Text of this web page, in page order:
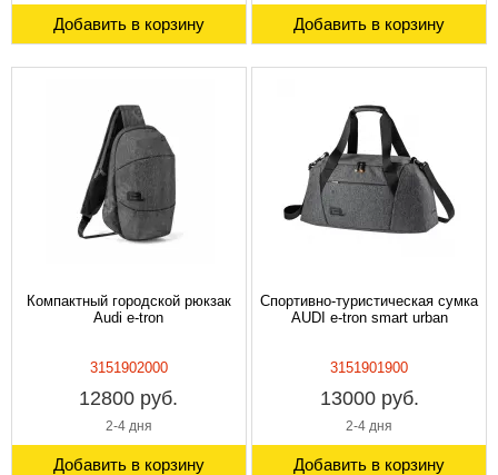
Добавить в корзину Добавить в корзину
Компактный городской рюкзак
Audi e-tron
3151902000
12800 руб.
2-4 дня
Добавить в корзину
Спортивно-туристическая сумка
AUDI e-tron smart urban
3151901900
13000 руб.
2-4 дня
Добавить в корзину